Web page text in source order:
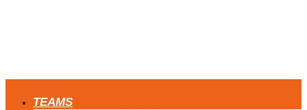
TEAMS